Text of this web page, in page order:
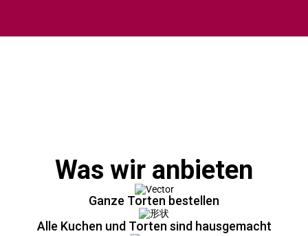
Was wir anbieten
Ganze Torten bestellen
Alle Kuchen und Torten sind hausgemacht